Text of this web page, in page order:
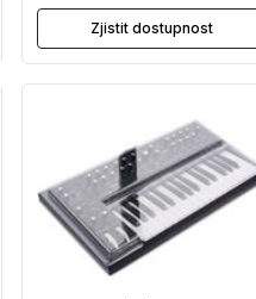
Zjistit dostupnost